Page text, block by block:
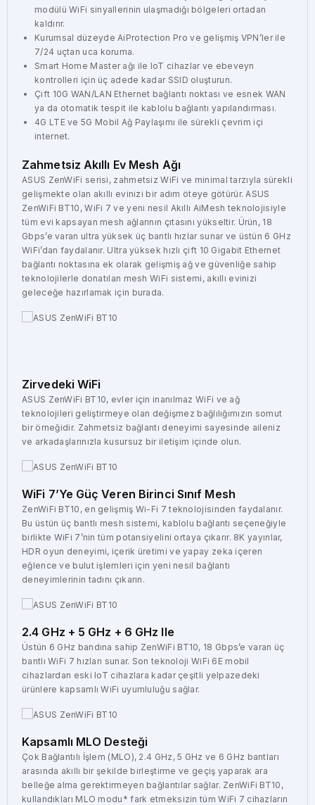
modülü WiFi sinyallerinin ulaşmadığı bölgeleri ortadan
kaldırır.
Kurumsal düzeyde AiProtection Pro ve gelişmiş VPN’ler ile
7/24 uçtan uca koruma.
Smart Home Master ağı ile IoT cihazlar ve ebeveyn
kontrolleri için üç adede kadar SSID oluşturun.
Çift 10G WAN/LAN Ethernet bağlantı noktası ve esnek WAN
ya da otomatik tespit ile kablolu bağlantı yapılandırması.
4G LTE ve 5G Mobil Ağ Paylaşımı ile sürekli çevrim içi
internet.
Zahmetsiz Akıllı Ev Mesh Ağı
ASUS ZenWiFi serisi, zahmetsiz WiFi ve minimal tarzıyla sürekli
gelişmekte olan akıllı evinizi bir adım öteye götürür. ASUS
ZenWiFi BT10, WiFi 7 ve yeni nesil Akıllı AiMesh teknolojisiyle
tüm evi kapsayan mesh ağlarının çıtasını yükseltir. Ürün, 18
Gbps’e varan ultra yüksek üç bantlı hızlar sunar ve üstün 6 GHz
WiFi’dan faydalanır. Ultra yüksek hızlı çift 10 Gigabit Ethernet
bağlantı noktasına ek olarak gelişmiş ağ ve güvenliğe sahip
teknolojilerle donatılan mesh WiFi sistemi, akıllı evinizi
geleceğe hazırlamak için burada.
Zirvedeki WiFi
ASUS ZenWiFi BT10, evler için inanılmaz WiFi ve ağ
teknolojileri geliştirmeye olan değişmez bağlılığımızın somut
bir örneğidir. Zahmetsiz bağlantı deneyimi sayesinde aileniz
ve arkadaşlarınızla kusursuz bir iletişim içinde olun.
WiFi 7’ye Güç Veren Birinci Sınıf Mesh
ZenWiFi BT10, en gelişmiş Wi-Fi 7 teknolojisinden faydalanır.
Bu üstün üç bantlı mesh sistemi, kablolu bağlantı seçeneğiyle
birlikte WiFi 7’nin tüm potansiyelini ortaya çıkarır. 8K yayınlar,
HDR oyun deneyimi, içerik üretimi ve yapay zeka içeren
eğlence ve bulut işlemleri için yeni nesil bağlantı
deneyimlerinin tadını çıkarın.
2.4 GHz + 5 GHz + 6 GHz Ile
Üstün 6 GHz bandına sahip ZenWiFi BT10, 18 Gbps’e varan üç
bantlı WiFi 7 hızları sunar. Son teknoloji WiFi 6E mobil
cihazlardan eski IoT cihazlara kadar çeşitli yelpazedeki
ürünlere kapsamlı WiFi uyumluluğu sağlar.
Kapsamlı MLO Desteği
Çok Bağlantılı İşlem (MLO), 2.4 GHz, 5 GHz ve 6 GHz bantları
arasında akıllı bir şekilde birleştirme ve geçiş yaparak ara
belleğe alma gerektirmeyen bağlantılar sağlar. ZenWiFi BT10,
kullandıkları MLO modu* fark etmeksizin tüm WiFi 7 cihazların